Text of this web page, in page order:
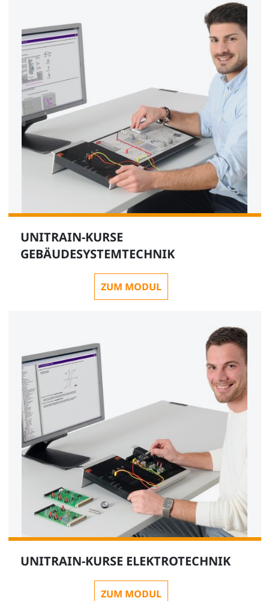
UNITRAIN-KURSE
GEBÄUDESYSTEMTECHNIK
ZUM MODUL
UNITRAIN-KURSE ELEKTROTECHNIK
ZUM MODUL